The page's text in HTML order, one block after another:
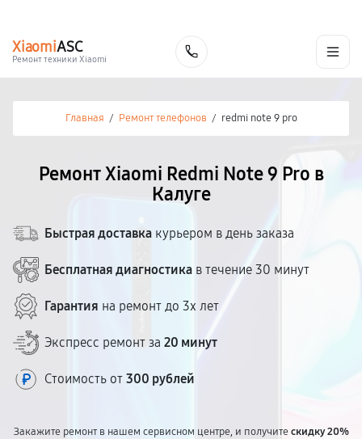
XiaomiASC
Ремонт техники Xiaomi
Главная / Ремонт телефонов / redmi note 9 pro
Ремонт Xiaomi Redmi Note 9 Pro в
Калуге
Быстрая доставка курьером в день заказа
Бесплатная диагностика в течение 30 минут
Гарантия на ремонт до 3х лет
Экспресс ремонт за 20 минут
Стоимость от 300 рублей
Закажите ремонт в нашем сервисном центре, и получитескидку 20%